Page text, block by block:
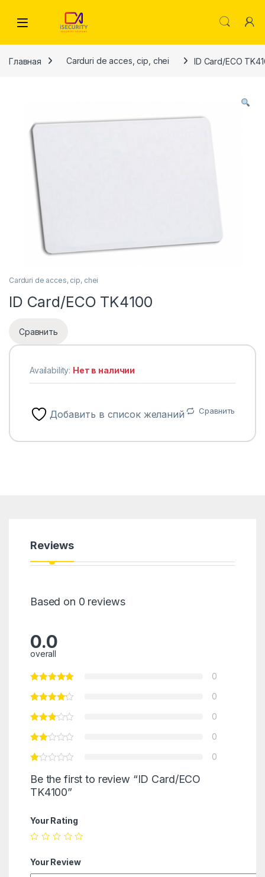
Главная Carduri de acces, cip, chei ID Card/ECO
Carduri de acces, cip, chei
ID Card/ECO TK4100
Сравнить
Availability: Нет в наличии
Добавить в список желаний Сравнить
Reviews
Based on 0 reviews
0.0
overall
0
0
0
0
0
Be the first to review “ID Card/ECO
TK4100”
Your Rating
Your Review